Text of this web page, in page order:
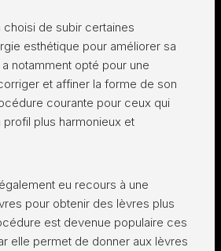
choisi de subir certaines
esthétique pour améliorer sa
notamment opté pour une
et affiner la forme de son
courante pour ceux qui
profil plus harmonieux et
eu recours à une
pour obtenir des lèvres plus
est devenue populaire ces
elle permet de donner aux lèvres